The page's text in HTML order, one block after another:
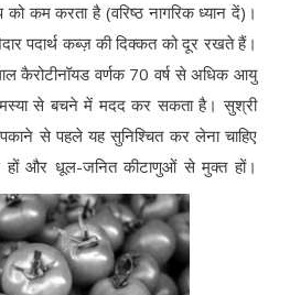
कम करता है (वरिष्ठ नागरिक ध्यान दें)।
पदार्थ कब्ज़ की दिक्कत को दूर रखते हैं।
कैरोटीनॉयड वर्णक 70 वर्ष से अधिक आयु
से बचने में मदद कर सकता है। सुश्री
से पहले यह सुनिश्चित कर लेना चाहिए
और धूल-जनित कीटाणुओं से मुक्त हों।